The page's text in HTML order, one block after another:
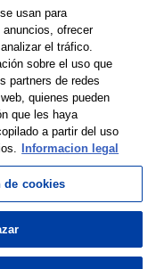
1 a 1 de 1 >
usan para
ofrecer
el tráfico.
sobre el uso que
partners de redes
quienes pueden
que les haya
a partir del uso
Informacion legal
de cookies